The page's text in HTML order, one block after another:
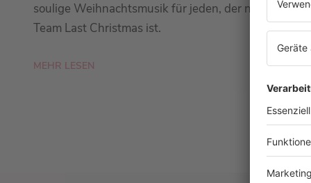
soulige Weihnachtsmusik für jeden, der nicht im
Team Last Christmas ist.
MEHR LESEN